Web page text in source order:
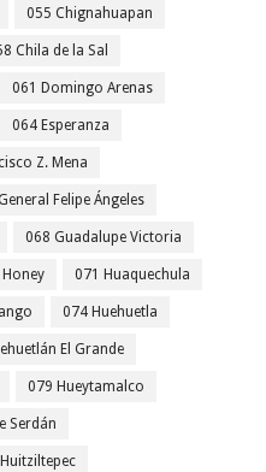
055 Chignahuapan
Chila de la Sal
061 Domingo Arenas
064 Esperanza
Z. Mena
Felipe Ángeles
068 Guadalupe Victoria
071 Huaquechula
074 Huehuetla
El Grande
079 Hueytamalco
Serdán